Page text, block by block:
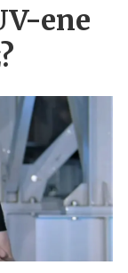
ene